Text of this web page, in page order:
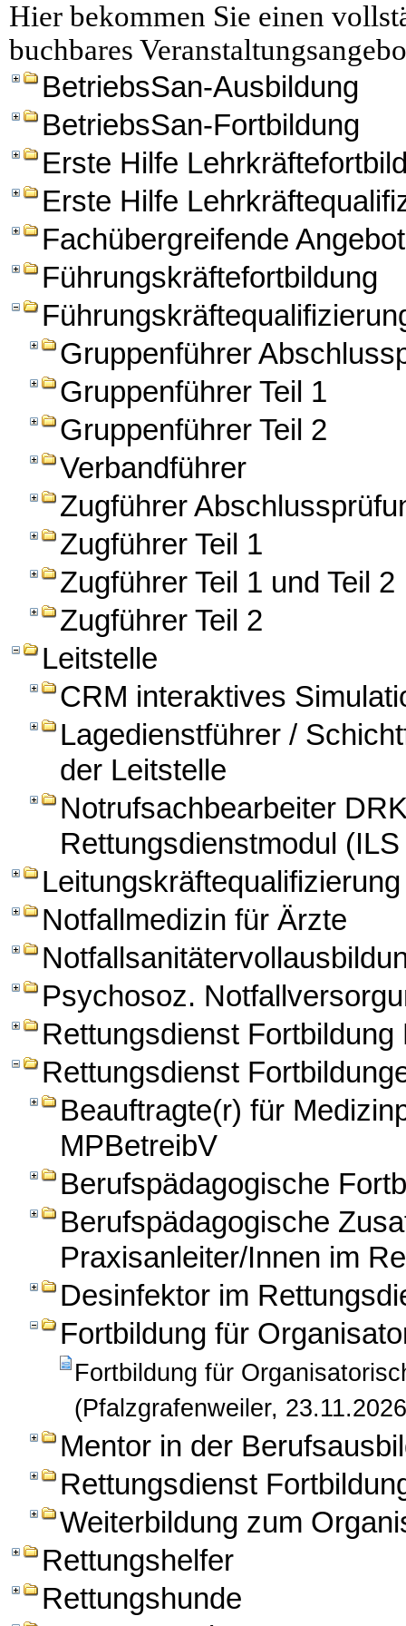
Hier bekommen Sie einen
buchbares
BetriebsSan-Ausbildung
BetriebsSan-Fortbildung
Erste Hilfe
Erste Hilfe
Fachübergreifende
Führungskräftefortbildung
Gruppenführer
Gruppenführer Teil 1
Gruppenführer Teil 2
Verbandführer
Zugführer
Zugführer Teil 1
Zugführer Teil 1 und Teil 2
Zugführer Teil 2
Leitstelle
CRM interaktives
Lagedienstführer /
der Leitstelle
Notrufsachbearbeiter
Rettungsdienstmodul
Leitungskräftequalifizierung
Notfallmedizin für Ärzte
Psychosoz.
Rettungsdienst Fortbildung
Rettungsdienst
Beauftragte(r) für
MPBetreibV
Berufspädagogische
Berufspädagogische
Praxisanleiter/Innen im
Desinfektor im
Fortbildung für
Fortbildung für
(Pfalzgrafenweiler,
Mentor in der
Rettungsdienst
Weiterbildung zum
Rettungshelfer
Rettungshunde